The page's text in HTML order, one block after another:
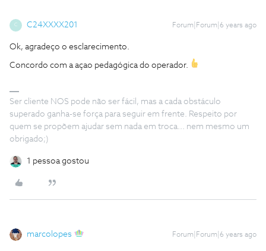
C C24XXXX201 Forum|Forum|6 years ago
Ok, agradeço o esclarecimento.
Concordo com a açao pedagógica do operador.
Ser cliente NOS pode não ser fácil, mas a cada obstáculo
superado ganha-se força para seguir em frente. Respeito por
quem se propõem ajudar sem nada em troca... nem mesmo um
obrigado;)
1 pessoa gostou
marcolopes Forum|Forum|6 years ago